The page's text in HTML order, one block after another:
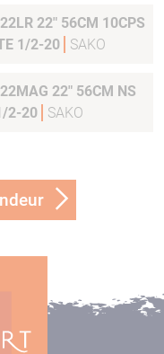
22" 56CM 10CPS
1/2-20
SAKO
22" 56CM NS
2-20
SAKO